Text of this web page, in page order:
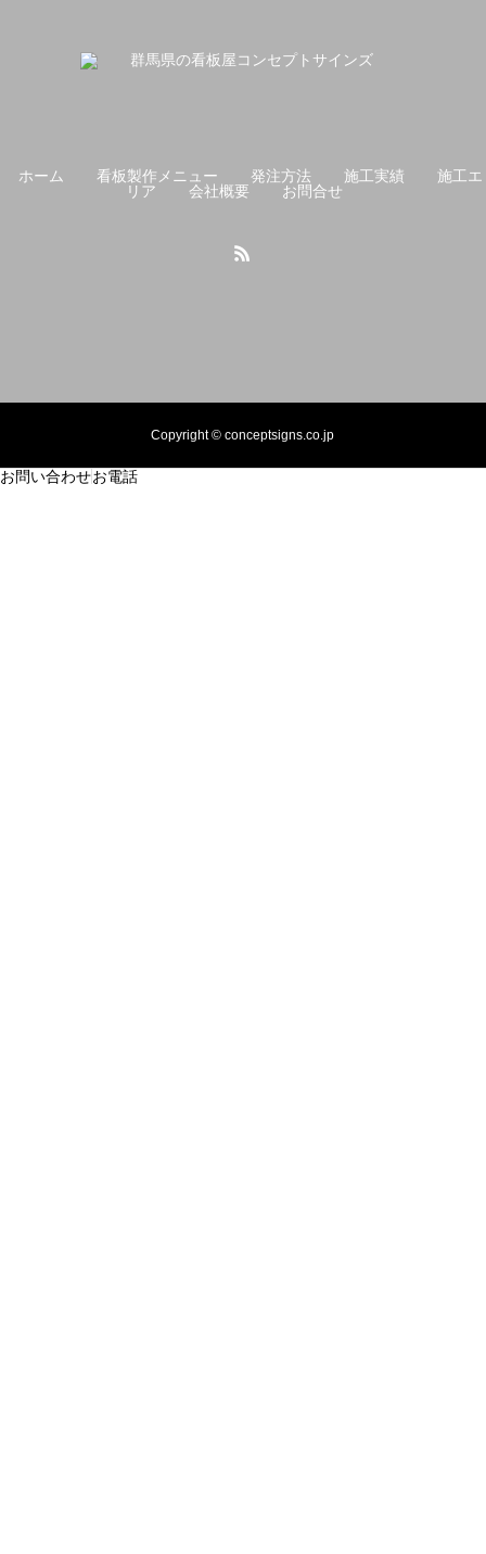
ホーム 看板製作メニュー 発注方法 施工実績
施工エ
リア
会社概要 お問合せ
Copyright © conceptsigns.co.jp
お問い合わせお電話